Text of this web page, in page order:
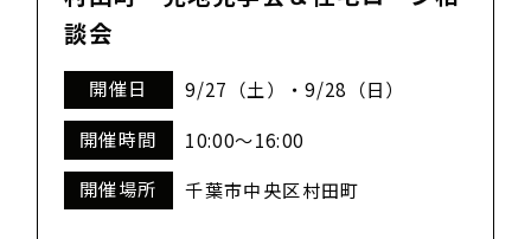
談会
開催日
9/27（土）・9/28（日）
開催時間
10:00～16:00
開催場所
千葉市中央区村田町